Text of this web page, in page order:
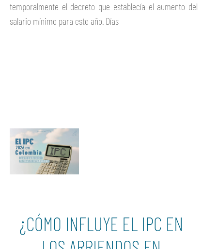
temporalmente el decreto que establecía el aumento del
salario mínimo para este año. Días
¿CÓMO INFLUYE EL IPC EN